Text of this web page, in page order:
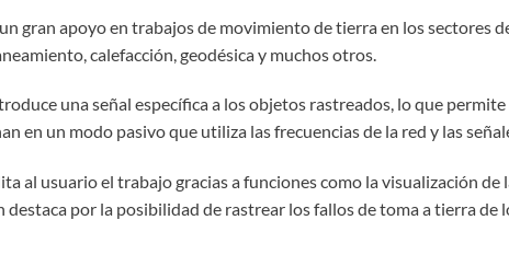
gran apoyo en trabajos de movimiento de tierra en los sectores
calefacción, geodésica y muchos otros.
una señal específica a los objetos rastreados, lo que
en un modo pasivo que utiliza las frecuencias de la red y las
al usuario el trabajo gracias a funciones como la visualización
destaca por la posibilidad de rastrear los fallos de toma a tierra de